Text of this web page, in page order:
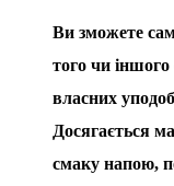
Ви зможете
того чи
власних
Досягається
смаку напою,